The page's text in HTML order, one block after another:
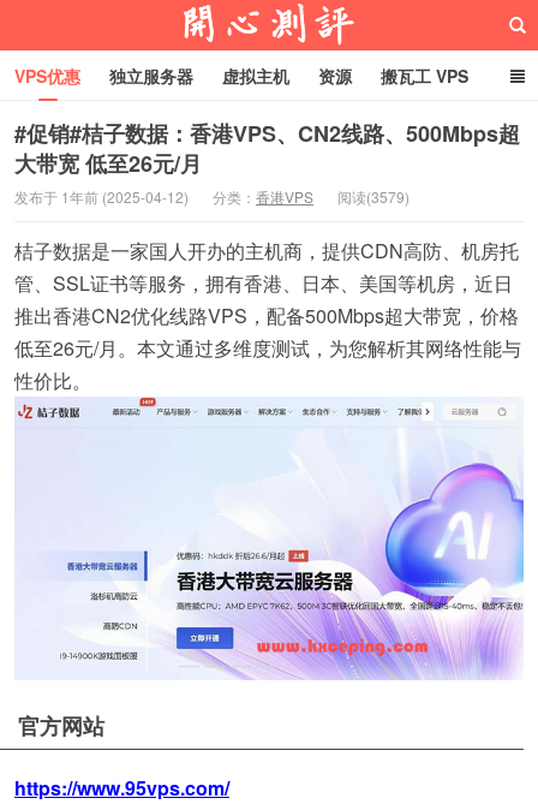
开心VPS测评
VPS优惠 独立服务器 虚拟主机 资源 搬瓦工 VPS
折腾VPS 真实测评 Hostloc趣闻 域名
RackNerd促销套餐
#促销#桔子数据：香港VPS、CN2线路、500Mbps超
大带宽 低至26元/月
发布于 1年前 (2025-04-12) 分类： 香港VPS 阅读(3579)
桔子数据是一家国人开办的主机商，提供CDN高防、机房托
管、SSL证书等服务，拥有香港、日本、美国等机房，近日
推出香港CN2优化线路VPS，配备500Mbps超大带宽，价格
低至26元/月。本文通过多维度测试，为您解析其网络性能与
性价比。
官方网站
https://www.95vps.com/